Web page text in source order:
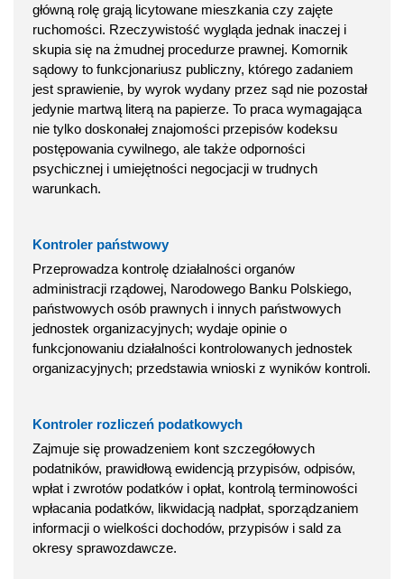
główną rolę grają licytowane mieszkania czy zajęte
ruchomości. Rzeczywistość wygląda jednak inaczej i
skupia się na żmudnej procedurze prawnej. Komornik
sądowy to funkcjonariusz publiczny, którego zadaniem
jest sprawienie, by wyrok wydany przez sąd nie pozostał
jedynie martwą literą na papierze. To praca wymagająca
nie tylko doskonałej znajomości przepisów kodeksu
postępowania cywilnego, ale także odporności
psychicznej i umiejętności negocjacji w trudnych
warunkach.
Kontroler państwowy
Przeprowadza kontrolę działalności organów
administracji rządowej, Narodowego Banku Polskiego,
państwowych osób prawnych i innych państwowych
jednostek organizacyjnych; wydaje opinie o
funkcjonowaniu działalności kontrolowanych jednostek
organizacyjnych; przedstawia wnioski z wyników kontroli.
Kontroler rozliczeń podatkowych
Zajmuje się prowadzeniem kont szczegółowych
podatników, prawidłową ewidencją przypisów, odpisów,
wpłat i zwrotów podatków i opłat, kontrolą terminowości
wpłacania podatków, likwidacją nadpłat, sporządzaniem
informacji o wielkości dochodów, przypisów i sald za
okresy sprawozdawcze.